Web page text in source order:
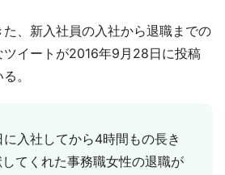
、新入社員の入社から退職までの
イートが2016年9月28日に投稿
。
入社してから4時間もの長き
てくれた事務職女性の退職が